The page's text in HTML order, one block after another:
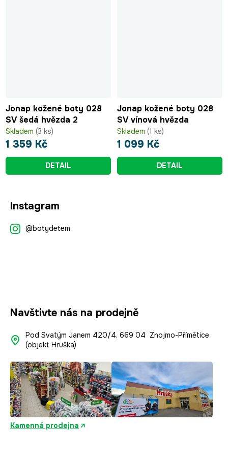
Jonap kožené boty 028
SV šedá hvězda 2
Skladem (3 ks)
1 359 Kč
DETAIL
Jonap kožené boty 028
SV vínová hvězda
Skladem (1 ks)
1 099 Kč
DETAIL
Instagram
@botydetem
Navštivte nás na prodejně
Pod Svatým Janem 420/4, 669 04 Znojmo-Přímětice
(objekt Hruška)
Kamenná prodejna